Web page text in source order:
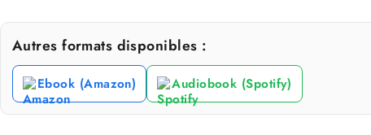
Autres formats disponibles :
Ebook (Amazon) Audiobook (Spotify)